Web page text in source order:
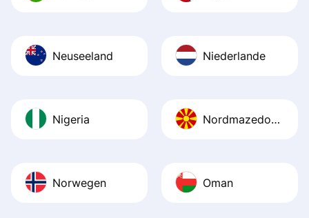
Neuseeland Niederlande
Nigeria Nordmazedonien
Norwegen Oman